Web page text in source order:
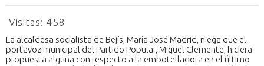
Visitas: 458
La alcaldesa socialista de Bejís, María José Madrid, niega que el
portavoz municipal del Partido Popular, Miguel Clemente, hiciera
propuesta alguna con respecto a la embotelladora en el último